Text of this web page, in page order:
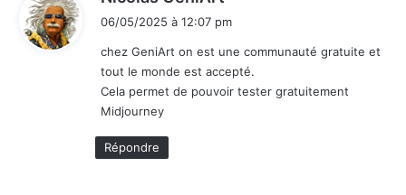
:
06/05/2025 à 12:07 pm
chez GeniArt on est une communauté gratuite et
tout le monde est accepté.
Cela permet de pouvoir tester gratuitement
Midjourney
Répondre